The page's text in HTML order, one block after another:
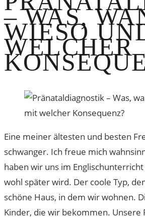
– WAS,
WIESO
WELCHER
Eine meiner ältesten und besten
schwanger. Ich freue mich
haben wir uns im
wohl später wird. Der coole Typ,
schöne Haus, in dem wir wohnen.
Kinder, die wir bekommen. Unsere